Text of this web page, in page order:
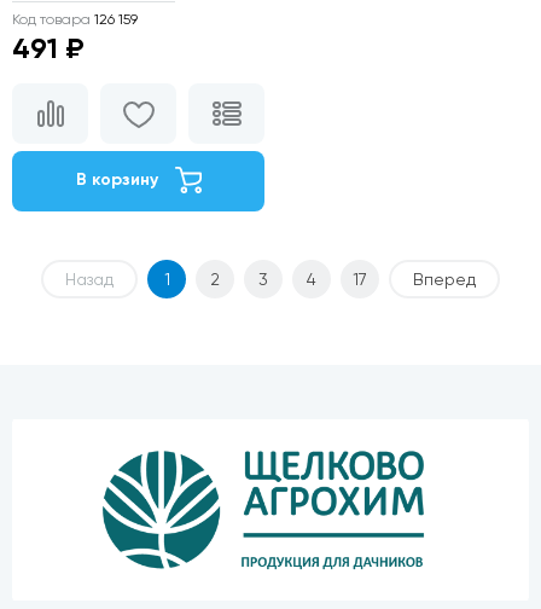
Код товара 126 159
491 ₽
В корзину
Назад 1 2 3 4 17 Вперед